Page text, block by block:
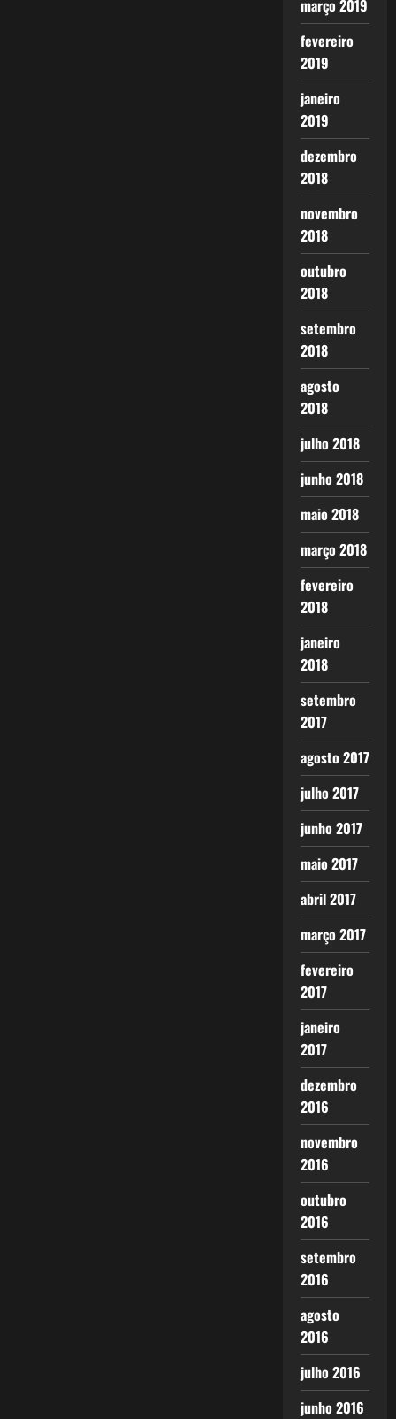
março 2019
fevereiro
2019
janeiro
2019
dezembro
2018
novembro
2018
outubro
2018
setembro
2018
agosto
2018
julho 2018
junho 2018
maio 2018
março 2018
fevereiro
2018
janeiro
2018
setembro
2017
agosto 2017
julho 2017
junho 2017
maio 2017
abril 2017
março 2017
fevereiro
2017
janeiro
2017
dezembro
2016
novembro
2016
outubro
2016
setembro
2016
agosto
2016
julho 2016
junho 2016